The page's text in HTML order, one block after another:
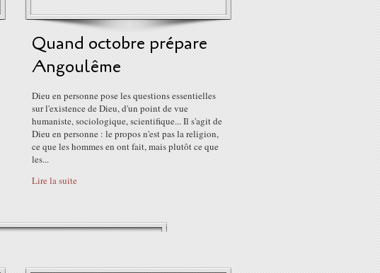
Quand octobre prépare
Angoulême
Dieu en personne pose les questions essentielles
sur l'existence de Dieu, d'un point de vue
humaniste, sociologique, scientifique... Il s'agit de
Dieu en personne : le propos n'est pas la religion,
ce que les hommes en ont fait, mais plutôt ce que
les...
Lire la suite